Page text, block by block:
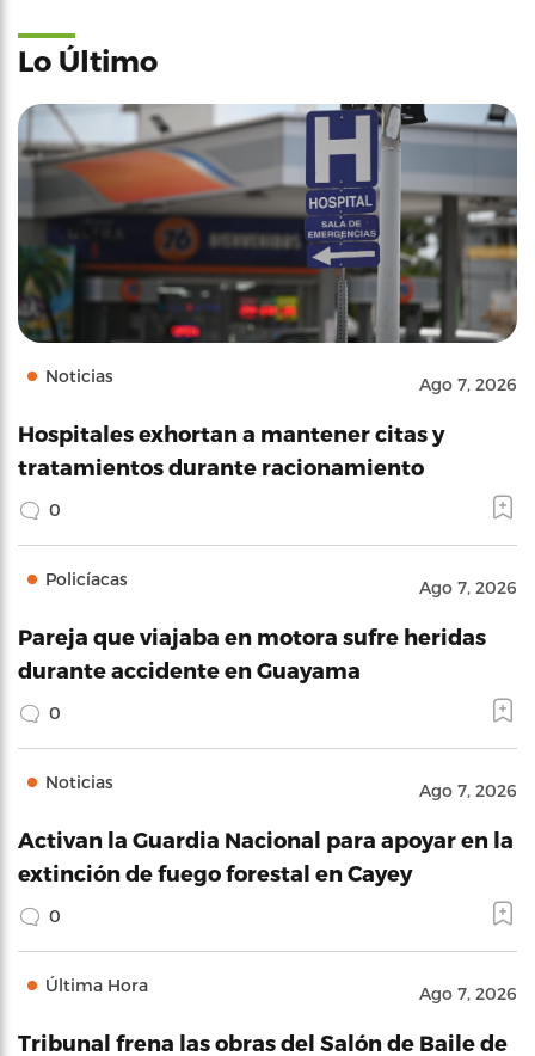
Lo Último
Noticias Ago 7, 2026
Hospitales exhortan a mantener citas y
tratamientos durante racionamiento
0
Policíacas Ago 7, 2026
Pareja que viajaba en motora sufre heridas
durante accidente en Guayama
0
Noticias Ago 7, 2026
Activan la Guardia Nacional para apoyar en la
extinción de fuego forestal en Cayey
0
Última Hora Ago 7, 2026
Tribunal frena las obras del Salón de Baile de